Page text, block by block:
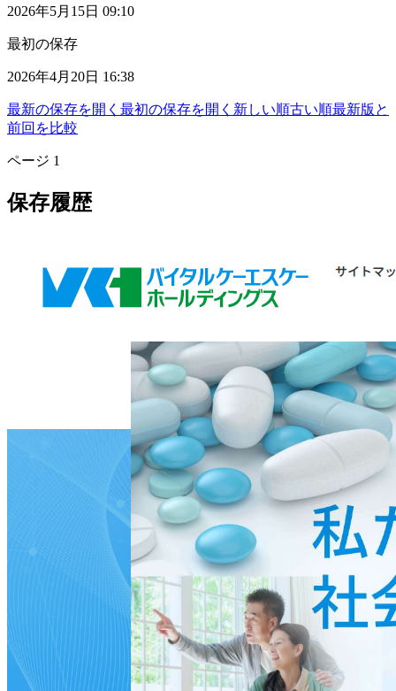
2026年5月15日 09:10
最初の保存
2026年4月20日 16:38
最新の保存を開く 最初の保存を開く 新しい順古い順最新版と
前回を比較
ページ 1
保存履歴